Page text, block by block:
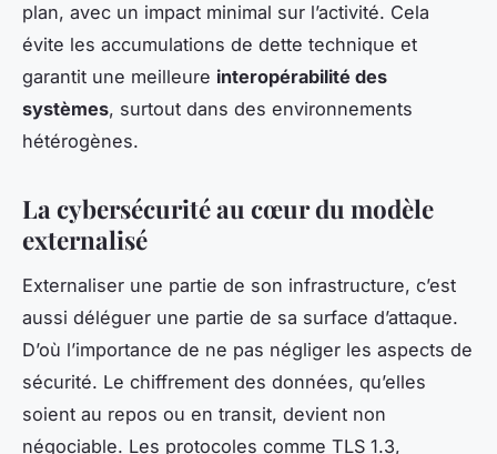
plan, avec un impact minimal sur l’activité. Cela
évite les accumulations de dette technique et
garantit une meilleure interopérabilité des
systèmes, surtout dans des environnements
hétérogènes.
La cybersécurité au cœur du modèle
externalisé
Externaliser une partie de son infrastructure, c’est
aussi déléguer une partie de sa surface d’attaque.
D’où l’importance de ne pas négliger les aspects de
sécurité. Le chiffrement des données, qu’elles
soient au repos ou en transit, devient non
négociable. Les protocoles comme TLS 1.3,